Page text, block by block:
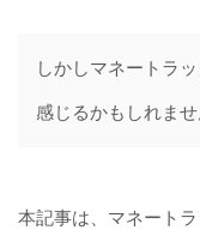
しかしマネートラ
感じるかもしれませ
本記事は、マネート